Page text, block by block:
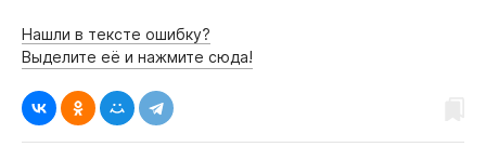
Нашли в тексте ошибку?
Выделите её и нажмите сюда!